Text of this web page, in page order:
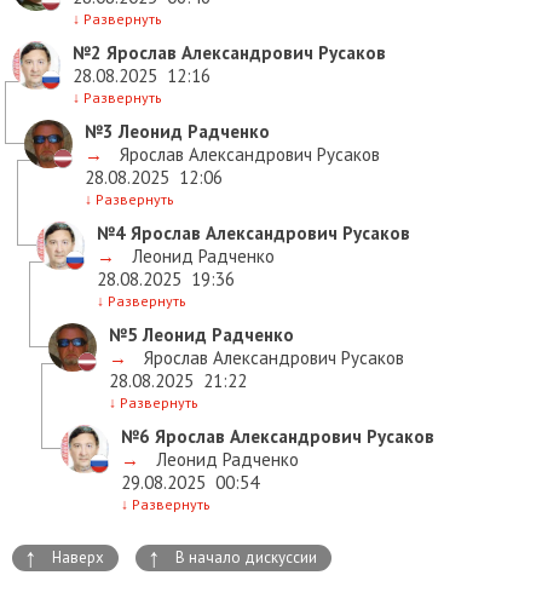
↓ Развернуть
№2 Ярослав Александрович Русаков
28.08.2025 12:16
↓ Развернуть
№3 Леонид Радченко
→
Ярослав Александрович Русаков
28.08.2025 12:06
↓ Развернуть
№4 Ярослав Александрович Русаков
→
Леонид Радченко
28.08.2025 19:36
↓ Развернуть
№5 Леонид Радченко
→
Ярослав Александрович Русаков
28.08.2025 21:22
↓ Развернуть
№6 Ярослав Александрович Русаков
→
Леонид Радченко
29.08.2025 00:54
↓ Развернуть
↑ Наверх ↑ В начало дискуссии